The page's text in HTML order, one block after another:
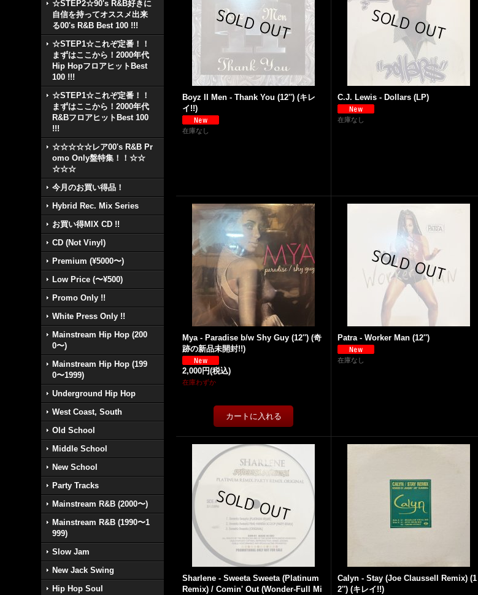
☆STEP2☆90's R&B好きに
自信を持ってオススメ出来
る00's R&B Best 100 !!!
☆STEP1☆これぞ定番！！
まずはここから！2000年代
Hip HopフロアヒットBest
100 !!!
☆STEP1☆これぞ定番！！
まずはここから！2000年代
R&BフロアヒットBest 100
!!!
☆☆☆☆☆レア00's R&B Pr
omo Only盤特集！！☆☆
☆☆☆
今月のお買い得品！
Hybrid Rec. Mix Series
お買い得MIX CD !!
CD (Not Vinyl)
Premium (¥5000〜)
Low Price (〜¥500)
Promo Only !!
White Press Only !!
Mainstream Hip Hop (200
0〜)
Mainstream Hip Hop (199
0〜1999)
Underground Hip Hop
West Coast, South
Old School
Middle School
New School
Party Tracks
Mainstream R&B (2000〜)
Mainstream R&B (1990〜1
999)
Slow Jam
New Jack Swing
Hip Hop Soul
Boyz II Men - Thank You (12'') (キレ
イ!!)
在庫なし
C.J. Lewis - Dollars (LP)
在庫なし
Mya - Paradise b/w Shy Guy (12'') (奇
跡の新品未開封!!)
2,000円(税込)
在庫わずか
Patra - Worker Man (12'')
在庫なし
Sharlene - Sweeta Sweeta (Platinum
Remix) / Comin' Out (Wonder-Full Mi
Calyn - Stay (Joe Claussell Remix) (1
2'') (キレイ!!)